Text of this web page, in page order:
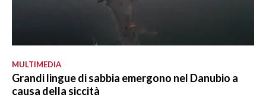
MULTIMEDIA
Grandi lingue di sabbia emergono nel Danubio a
causa della siccità